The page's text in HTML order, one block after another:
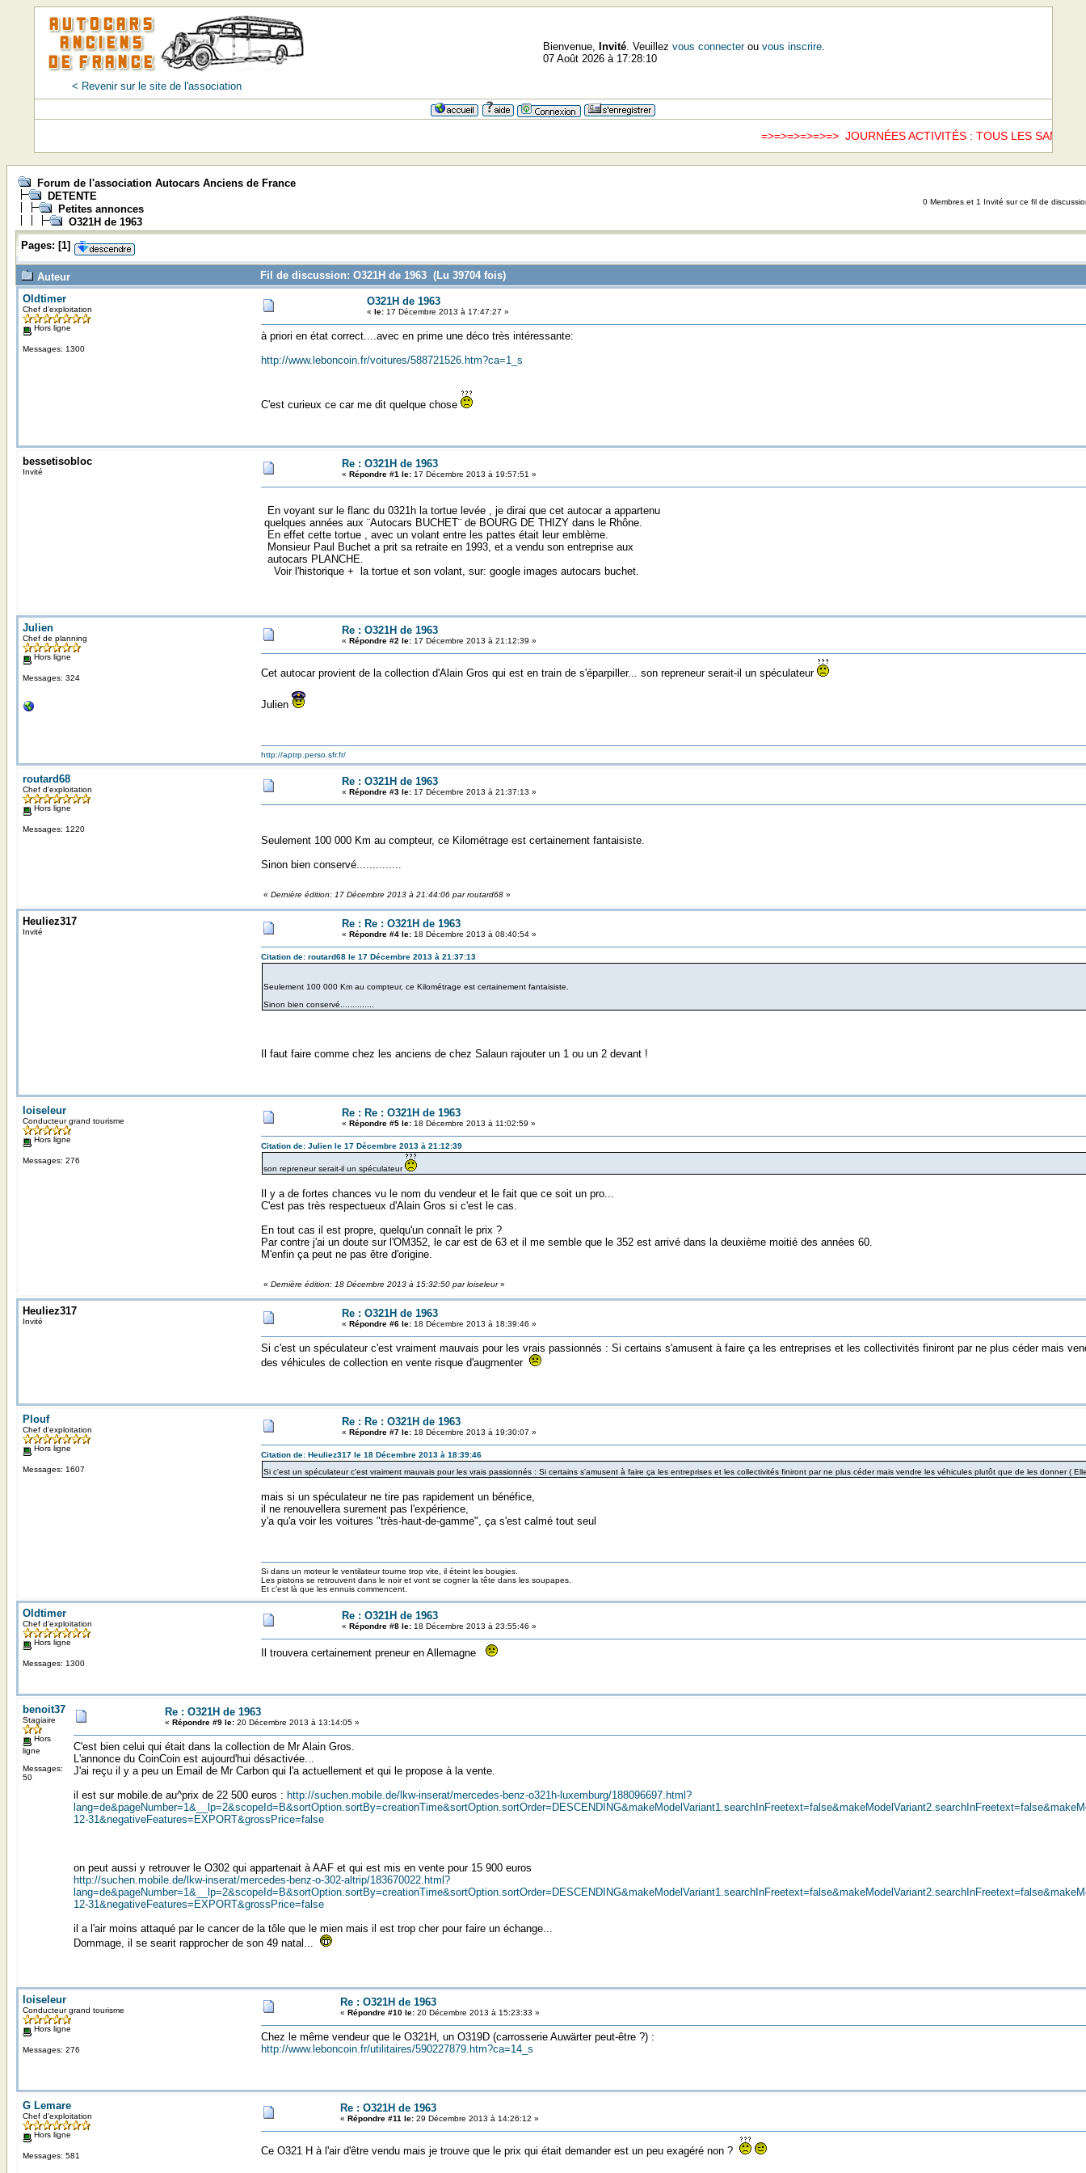
< Revenir sur le site de l'association
Bienvenue, Invité. Veuillez vous connecterou vous inscrire.
07 Août 2026 à 17:28:10
=>=>=>=>=>=> JOURNÉES ACTIVITÉS : TOUS LES SAMEDIS
Forum de l'association Autocars Anciens de France
DETENTE
Petites annonces
O321H de 1963
0 Membres et 1 Invité sur ce fil de
Pages: [1]
Auteur
Fil de discussion: O321H de 1963 (Lu 39704 fois)
Oldtimer
Chef d'exploitation
Hors ligne
Messages: 1300
O321H de 1963
« le: 17 Décembre 2013 à 17:47:27 »
à priori en état correct....avec en prime une déco très intéressante:
http://www.leboncoin.fr/voitures/588721526.htm?ca=1_s
C'est curieux ce car me dit quelque chose
bessetisobloc
Invité
Re : O321H de 1963
« Répondre #1 le: 17 Décembre 2013 à 19:57:51 »
En voyant sur le flanc du 0321h la tortue levée , je dirai que cet autocar a appartenu
quelques années aux ¨Autocars BUCHET¨ de BOURG DE THIZY dans le Rhône.
En effet cette tortue , avec un volant entre les pattes était leur emblème.
Monsieur Paul Buchet a prit sa retraite en 1993, et a vendu son entreprise aux
autocars PLANCHE.
Voir l'historique + la tortue et son volant, sur: google images autocars buchet.
Julien
Chef de planning
Hors ligne
Messages: 324
Re : O321H de 1963
« Répondre #2 le: 17 Décembre 2013 à 21:12:39 »
Cet autocar provient de la collection d'Alain Gros qui est en train de s'éparpiller... son repreneur serait-il un spéculateur
Julien
http://aptrp.perso.sfr.fr/
routard68
Chef d'exploitation
Hors ligne
Messages: 1220
Re : O321H de 1963
« Répondre #3 le: 17 Décembre 2013 à 21:37:13 »
Seulement 100 000 Km au compteur, ce Kilométrage est certainement fantaisiste.
Sinon bien conservé..............
« Dernière édition: 17 Décembre 2013 à 21:44:06 par routard68 »
Heuliez317
Invité
Re : Re : O321H de 1963
« Répondre #4 le: 18 Décembre 2013 à 08:40:54 »
Citation de: routard68 le 17 Décembre 2013 à 21:37:13
Seulement 100 000 Km au compteur, ce Kilométrage est certainement fantaisiste.
Sinon bien conservé..............
Il faut faire comme chez les anciens de chez Salaun rajouter un 1 ou un 2 devant !
loiseleur
Conducteur grand tourisme
Hors ligne
Messages: 276
Re : Re : O321H de 1963
« Répondre #5 le: 18 Décembre 2013 à 11:02:59 »
Citation de: Julien le 17 Décembre 2013 à 21:12:39
son repreneur serait-il un spéculateur
Il y a de fortes chances vu le nom du vendeur et le fait que ce soit un pro...
C'est pas très respectueux d'Alain Gros si c'est le cas.
En tout cas il est propre, quelqu'un connaît le prix ?
Par contre j'ai un doute sur l'OM352, le car est de 63 et il me semble que le 352 est arrivé dans la deuxième moitié des années 60.
M'enfin ça peut ne pas être d'origine.
« Dernière édition: 18 Décembre 2013 à 15:32:50 par loiseleur»
Heuliez317
Invité
Re : O321H de 1963
« Répondre #6 le: 18 Décembre 2013 à 18:39:46 »
Si c'est un spéculateur c'est vraiment mauvais pour les vrais passionnés : Si certains s'amusent à faire ça les entreprises et les collectivités finiront par ne plus céder mais
des véhicules de collection en vente risque d'augmenter
Plouf
Chef d'exploitation
Hors ligne
Messages: 1607
Re : Re : O321H de 1963
« Répondre #7 le: 18 Décembre 2013 à 19:30:07 »
Citation de: Heuliez317 le 18 Décembre 2013 à 18:39:46
Si c'est un spéculateur c'est vraiment mauvais pour les vrais passionnés : Si certains s'amusent à faire ça les entreprises et les collectivités finiront par ne plus céder mais vendre les véhicules plutôt que de les donner
mais si un spéculateur ne tire pas rapidement un bénéfice,
il ne renouvellera surement pas l'expérience,
y'a qu'a voir les voitures "très-haut-de-gamme", ça s'est calmé tout seul
Si dans un moteur le ventilateur tourne trop vite, il éteint les bougies.
Les pistons se retrouvent dans le noir et vont se cogner la tête dans les soupapes.
Et c’est là que les ennuis commencent.
Oldtimer
Chef d'exploitation
Hors ligne
Messages: 1300
Re : O321H de 1963
« Répondre #8 le: 18 Décembre 2013 à 23:55:46 »
Il trouvera certainement preneur en Allemagne
benoit37
Stagiaire
Hors
ligne
Messages:
50
Re : O321H de 1963
« Répondre #9 le: 20 Décembre 2013 à 13:14:05 »
C'est bien celui qui était dans la collection de Mr Alain Gros.
L'annonce du CoinCoin est aujourd'hui désactivée...
J'ai reçu il y a peu un Email de Mr Carbon qui l'a actuellement et qui le propose à la vente.
il est sur mobile.de au^prix de 22 500 euros : http://suchen.mobile.de/lkw-inserat/mercedes-benz-o321h-luxemburg/188096697.html?
12-31&negativeFeatures=EXPORT&grossPrice=false
on peut aussi y retrouver le O302 qui appartenait à AAF et qui est mis en vente pour 15 900 euros
http://suchen.mobile.de/lkw-inserat/mercedes-benz-o-302-altrip/183670022.html?
12-31&negativeFeatures=EXPORT&grossPrice=false
il a l'air moins attaqué par le cancer de la tôle que le mien mais il est trop cher pour faire un échange...
Dommage, il se searit rapprocher de son 49 natal...
loiseleur
Conducteur grand tourisme
Hors ligne
Messages: 276
Re : O321H de 1963
« Répondre #10 le: 20 Décembre 2013 à 15:23:33 »
Chez le même vendeur que le O321H, un O319D (carrosserie Auwärter peut-être ?) :
http://www.leboncoin.fr/utilitaires/590227879.htm?ca=14_s
G Lemare
Chef d'exploitation
Hors ligne
Messages: 581
Re : O321H de 1963
« Répondre #11 le: 29 Décembre 2013 à 14:26:12 »
Ce O321 H à l'air d'être vendu mais je trouve que le prix qui était demander est un peu exagéré non ?